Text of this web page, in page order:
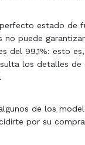
estado de
no puede
del 99,1%: esto
los detalles
de los
por su